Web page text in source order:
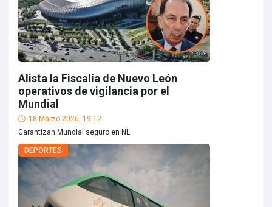
Alista la Fiscalía de Nuevo León
operativos de vigilancia por el
Mundial
18 Marzo 2026, 19:12
Garantizan Mundial seguro en NL
DEPORTES